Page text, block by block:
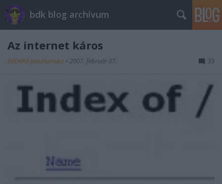
bdk blog archívum
Az internet káros
BéDéKá posztumusz • 2007. február 07. 33